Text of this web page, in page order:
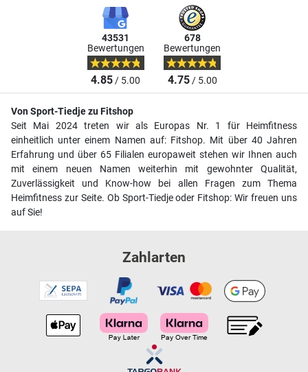
43531
Bewertungen
4.85/ 5.00
678
Bewertungen
4.75/ 5.00
Von Sport-Tiedje zu Fitshop
Seit Mai 2024 treten wir als Europas Nr. 1 für Heimfitness
einheitlich unter einem Namen auf: Fitshop. Mit über 40 Jahren
Erfahrung und über 65 Filialen europaweit stehen wir Ihnen auch
mit einem neuen Namen weiterhin mit gewohnter Qualität,
Zuverlässigkeit und Know-how bei allen Fragen zum Thema
Heimfitness zur Seite. Ob Sport-Tiedje oder Fitshop: Wir freuen uns
auf Sie!
Zahlarten